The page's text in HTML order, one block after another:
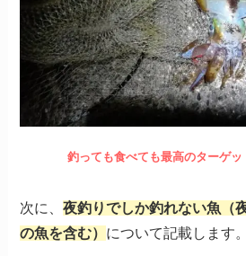
釣っても食べても最高のターゲッ
次に、夜釣りでしか釣れない魚（
の魚を含む） について記載します。